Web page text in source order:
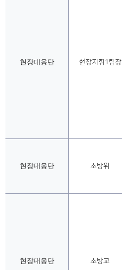
현장대응단 현장지휘1팀장
현장대응단 소방위
현장대응단 소방교